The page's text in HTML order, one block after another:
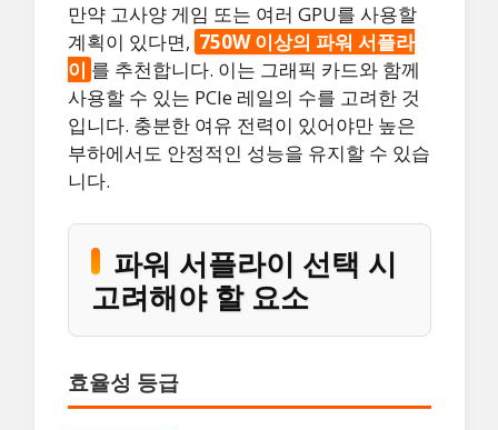
만약 고사양 게임 또는 여러 GPU를 사용할
계획이 있다면, 750W 이상의 파워 서플라
이 를 추천합니다. 이는 그래픽 카드와 함께
사용할 수 있는 PCIe 레일의 수를 고려한 것
입니다. 충분한 여유 전력이 있어야만 높은
부하에서도 안정적인 성능을 유지할 수 있습
니다.
파워 서플라이 선택 시
고려해야 할 요소
효율성 등급